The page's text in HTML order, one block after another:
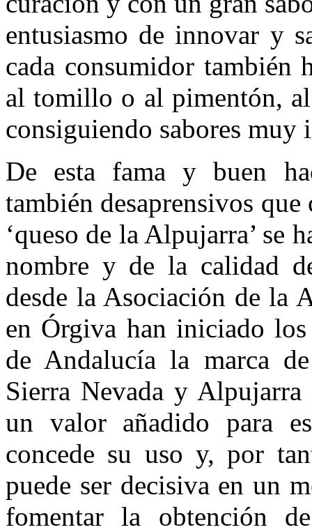
entusiasmo de innovar y
cada consumidor también
al tomillo o al pimentón,
consiguiendo sabores muy
De esta fama y buen
también desaprensivos
‘queso de la Alpujarra’ se
nombre y de la calidad
desde la Asociación de la
en Órgiva han iniciado
de Andalucía la marca
Sierra Nevada y
un valor añadido para
concede su uso y, por
puede ser decisiva en un
fomentar la obtención